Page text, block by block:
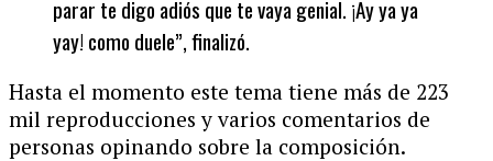
parar te digo adiós que te vaya genial. ¡Ay ya ya
yay! como duele”, finalizó.
Hasta el momento este tema tiene más de 223
mil reproducciones y varios comentarios de
personas opinando sobre la composición.